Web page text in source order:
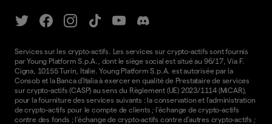
Services sur les crypto-actifs. Les services sur crypto-actifs sont fournis
par Young Platform S.p.A., dont le siège social est situé au 96/17, Via F.
Cigna, 10155 Turin, Italie. Young Platform S.p.A. est autorisée par la
Consob et la Banca d'Italia à exercer en qualité de Prestataire de services
sur crypto-actifs (CASP) au sens du Règlement (UE) 2023/1114 (MiCAR),
pour la fourniture des services suivants : la conservation et l'administration
de crypto-actifs pour le compte de clients ; l'échange de crypto-actifs
contre des fonds ; l'échange de crypto-actifs contre d'autres crypto-actifs ;